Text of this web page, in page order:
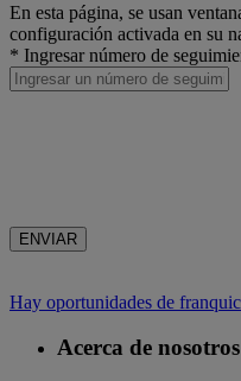
En esta página, se usan
configuración activada en su
* Ingresar número de
ENVIAR
Hay oportunidades de
Acerca de nosotros